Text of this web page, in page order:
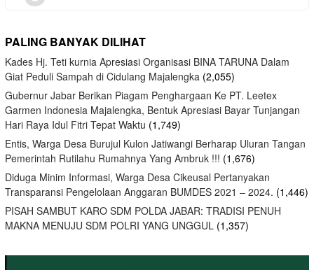
PALING BANYAK DILIHAT
Kades Hj. Teti kurnia Apresiasi Organisasi BINA TARUNA Dalam
Giat Peduli Sampah di Cidulang Majalengka (2,055)
Gubernur Jabar Berikan Piagam Penghargaan Ke PT. Leetex
Garmen Indonesia Majalengka, Bentuk Apresiasi Bayar Tunjangan
Hari Raya Idul Fitri Tepat Waktu (1,749)
Entis, Warga Desa Burujul Kulon Jatiwangi Berharap Uluran Tangan
Pemerintah Rutilahu Rumahnya Yang Ambruk !!! (1,676)
Diduga Minim Informasi, Warga Desa Cikeusal Pertanyakan
Transparansi Pengelolaan Anggaran BUMDES 2021 – 2024. (1,446)
PISAH SAMBUT KARO SDM POLDA JABAR: TRADISI PENUH
MAKNA MENUJU SDM POLRI YANG UNGGUL (1,357)